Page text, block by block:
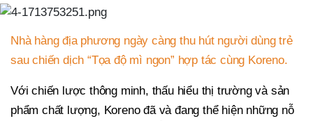
Nhà hàng địa phương ngày càng thu hút người dùng trẻ
sau chiến dịch “Tọa độ mì ngon” hợp tác cùng Koreno.
Với chiến lược thông minh, thấu hiểu thị trường và sản
phẩm chất lượng, Koreno đã và đang thể hiện những nỗ